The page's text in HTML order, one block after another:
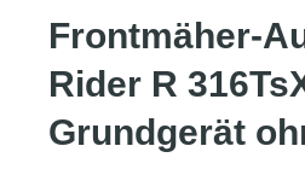
Frontmäher-
Rider R
Grundgerät